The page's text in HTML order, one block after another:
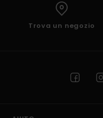
Trova un negozio